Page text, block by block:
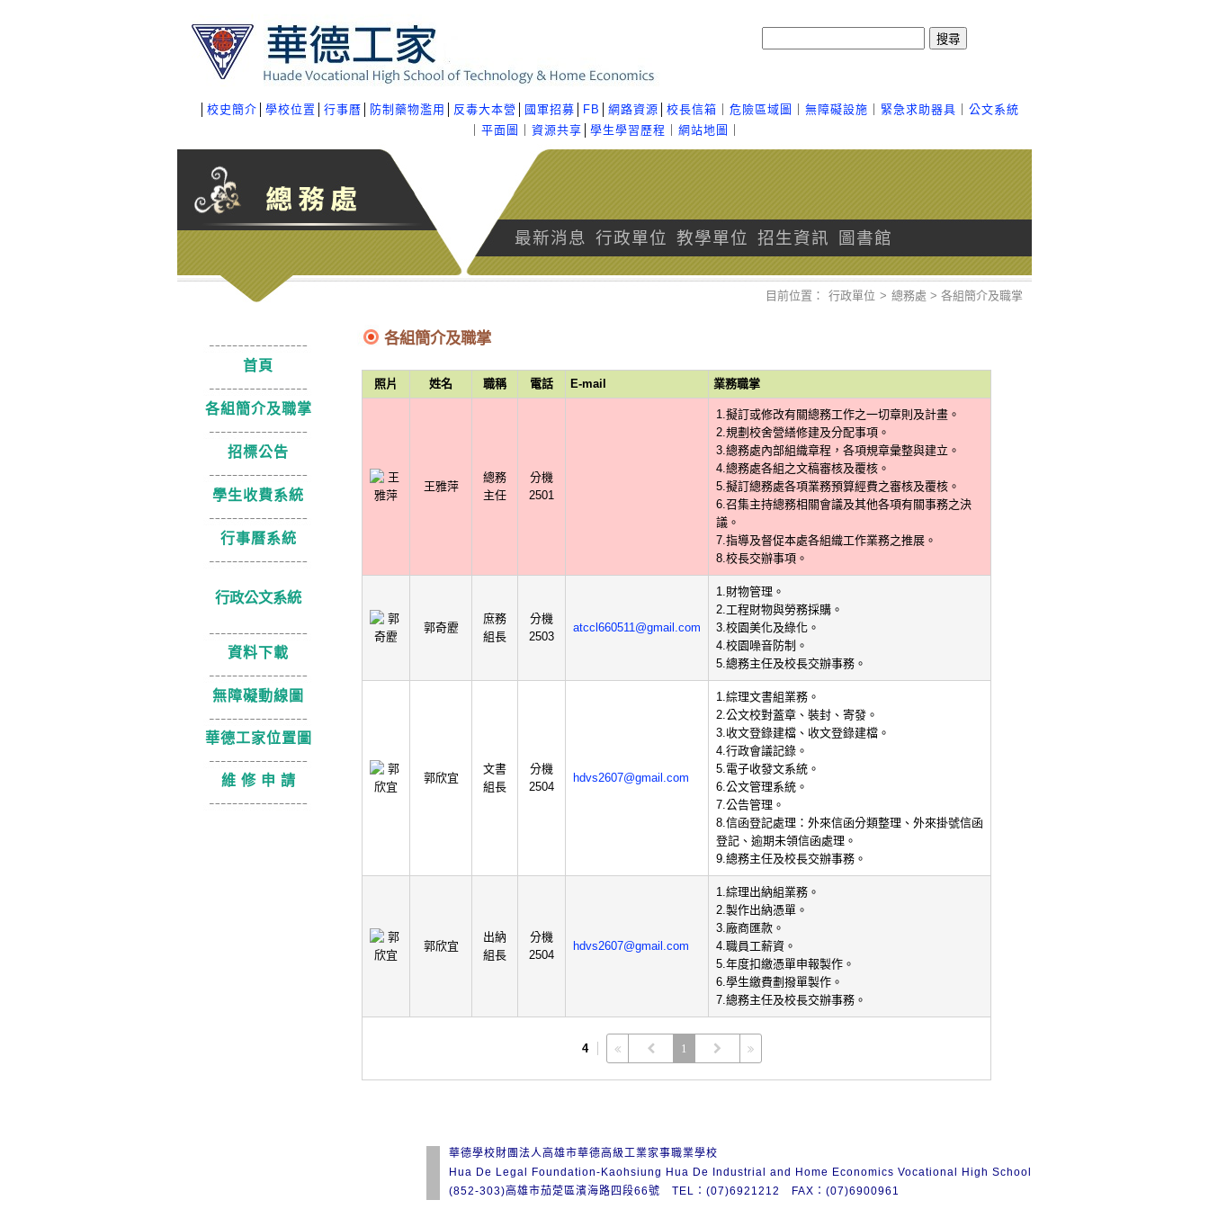
搜尋
校史簡介 學校位置 行事曆 防制藥物濫用 反毒大本營 國軍招募 FB 網路資源 校長信箱 危險區域圖 無障礙設施 緊急求助器具
公文系統
平面圖 資源共享 學生學習歷程 網站地圖
最新消息 行政單位 教學單位 招生資訊 圖書館
目前位置： 行政單位 > 總務處 > 各組簡介及職掌
首頁
各組簡介及職掌
招標公告
學生收費系統
行事曆系統
行政公文系統
資料下載
無障礙動線圖
華德工家位置圖
維 修 申 請
各組簡介及職掌
照片 姓名 職稱 電話 E-mail 業務職掌
王雅萍
總務
主任
分機
2501
1.擬訂或修改有關總務工作之一切章則及計畫。
2.規劃校舍營繕修建及分配事項。
3.總務處內部組織章程，各項規章彙整與建立。
4.總務處各組之文稿審核及覆核。
5.擬訂總務處各項業務預算經費之審核及覆核。
6.召集主持總務相關會議及其他各項有關事務之決
議。
7.指導及督促本處各組織工作業務之推展。
8.校長交辦事項。
郭奇靂
庶務
組長
分機
2503
atccl660511@gmail.com
1.財物管理。
2.工程財物與勞務採購。
3.校園美化及綠化。
4.校園噪音防制。
5.總務主任及校長交辦事務。
郭欣宜
文書
組長
分機
2504
hdvs2607@gmail.com
1.綜理文書組業務。
2.公文校對蓋章、裝封、寄發。
3.收文登錄建檔、收文登錄建檔。
4.行政會議記錄。
5.電子收發文系統。
6.公文管理系統。
7.公告管理。
8.信函登記處理：外來信函分類整理、外來掛號信函
登記、逾期未領信函處理。
9.總務主任及校長交辦事務。
郭欣宜
出納
組長
分機
2504
hdvs2607@gmail.com
1.綜理出納組業務。
2.製作出納憑單。
3.廠商匯款。
4.職員工薪資。
5.年度扣繳憑單申報製作。
6.學生繳費劃撥單製作。
7.總務主任及校長交辦事務。
4 1
華德學校財團法人高雄市華德高級工業家事職業學校
Hua De Legal Foundation-Kaohsiung Hua De Industrial and Home Economics Vocational High School
(852-303)高雄市茄萣區濱海路四段66號 TEL：(07)6921212 FAX：(07)6900961